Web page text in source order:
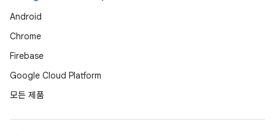
Android
Chrome
Firebase
Google Cloud Platform
모든 제품